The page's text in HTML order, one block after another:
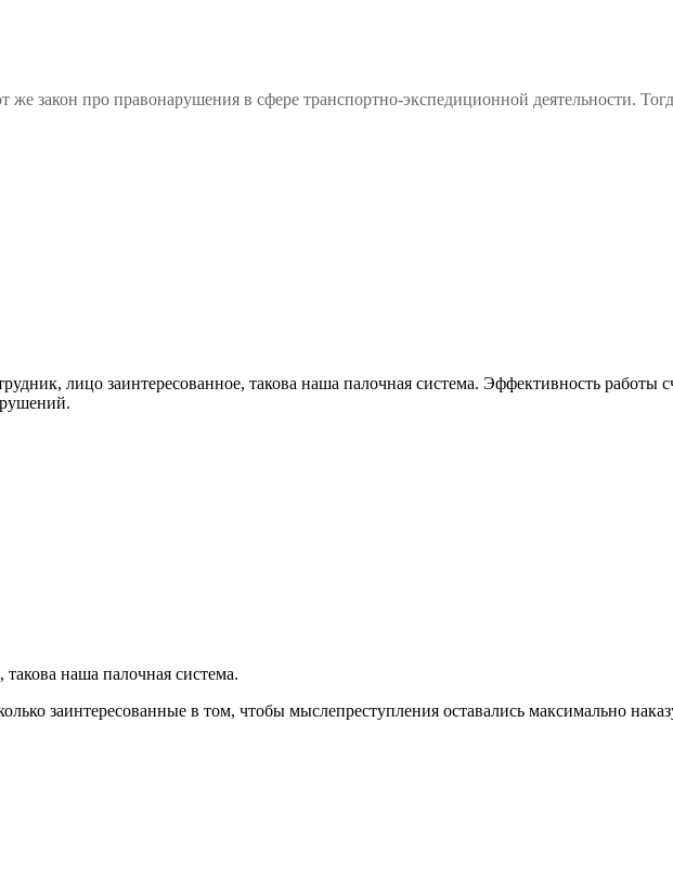
закон про правонарушения в сфере транспортно-экспедиционной деятельности.
лицо заинтересованное, такова наша палочная система. Эффективность работы
наша палочная система.
заинтересованные в том, чтобы мыслепреступления оставались максимально